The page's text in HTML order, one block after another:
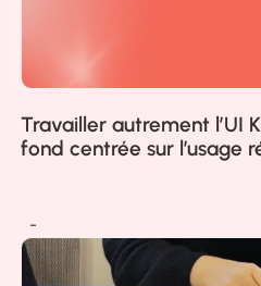
Travailler autrement l’UI
fond centrée sur l’usage